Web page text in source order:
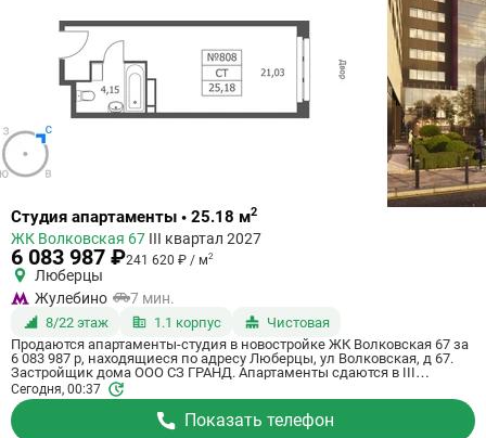
Ссылка
квартиру
Студия апартаменты • 25.18 м2
ЖК Волковская 67 III квартал 2027
6 083 987 ₽241 620 ₽ / м2
Люберцы
Жулебино
7 мин.
8/22 этаж 1.1 корпус
Чистовая
Продаются апартаменты-студия в новостройке ЖК Волковская 67 за
6 083 987 р, находящиеся по адресу Люберцы, ул Волковская, д 67.
Застройщик дома ООО СЗ ГРАНД. Апартаменты сдаются в III
квартале 2027 года с чистовой отделкой, в 20 минутах на машине от
станции метрополитена Некрасовка. Общая площадь апартаментов -
25.18 м². Этаж 8 из 21. ID апартаментов на СтройкиРУ 725056,
назовите его когда будете звонить.
Сегодня, 00:37
Показать телефон